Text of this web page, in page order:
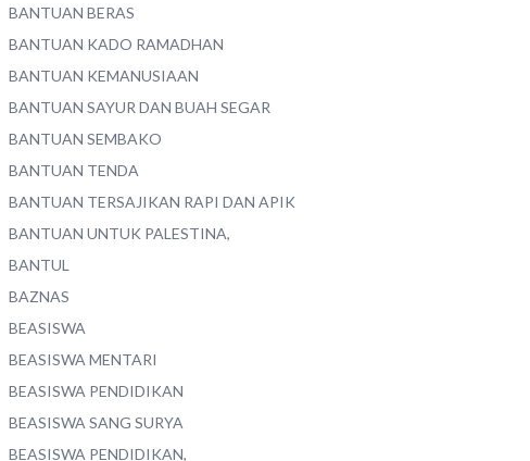
BANTUAN BERAS
BANTUAN KADO RAMADHAN
BANTUAN KEMANUSIAAN
BANTUAN SAYUR DAN BUAH SEGAR
BANTUAN SEMBAKO
BANTUAN TENDA
BANTUAN TERSAJIKAN RAPI DAN APIK
BANTUAN UNTUK PALESTINA,
BANTUL
BAZNAS
BEASISWA
BEASISWA MENTARI
BEASISWA PENDIDIKAN
BEASISWA SANG SURYA
BEASISWA PENDIDIKAN,